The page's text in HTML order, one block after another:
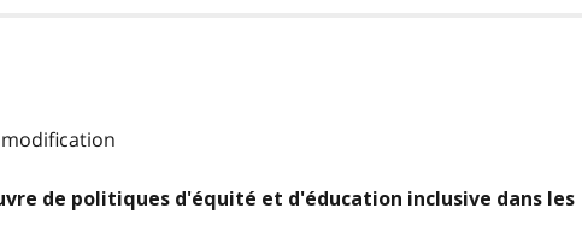
de politiques d'équité et d'éducation inclusive dans les